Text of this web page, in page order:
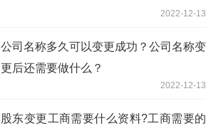
2022-12-13
公司名称多久可以变更成功？公司名称变
更后还需要做什么？
2022-12-13
股东变更工商需要什么资料?工商需要的